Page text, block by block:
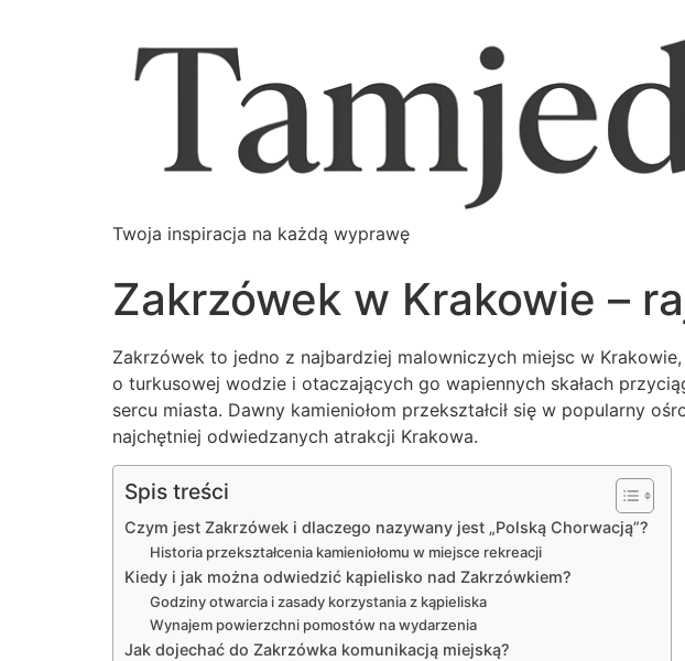
Twoja inspiracja na każdą wyprawę
Zakrzówek w Krakowie –
Zakrzówek to jedno z najbardziej malowniczych miejsc w
o turkusowej wodzie i otaczających go wapiennych skałach
sercu miasta. Dawny kamieniołom przekształcił się w popularny
najchętniej odwiedzanych atrakcji Krakowa.
Spis treści
Czym jest Zakrzówek i dlaczego nazywany jest „Polską Chorwacją”?
Historia przekształcenia kamieniołomu w miejsce rekreacji
Kiedy i jak można odwiedzić kąpielisko nad Zakrzówkiem?
Godziny otwarcia i zasady korzystania z kąpieliska
Wynajem powierzchni pomostów na wydarzenia
Jak dojechać do Zakrzówka komunikacją miejską?